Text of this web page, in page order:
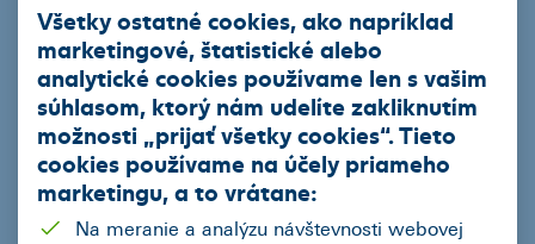
Email
Všetky ostatné cookies, ako napríklad
marketingové, štatistické alebo
analytické cookies používame len s vašim
súhlasom, ktorý nám udelíte zakliknutím
možnosti „prijať všetky cookies“. Tieto
cookies používame na účely priameho
marketingu, a to vrátane:
Na meranie a analýzu návštevnosti webovej